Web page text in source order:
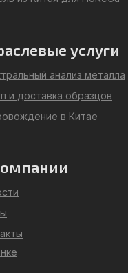
и доставка образцов
в Китае
анализ металла
услуги